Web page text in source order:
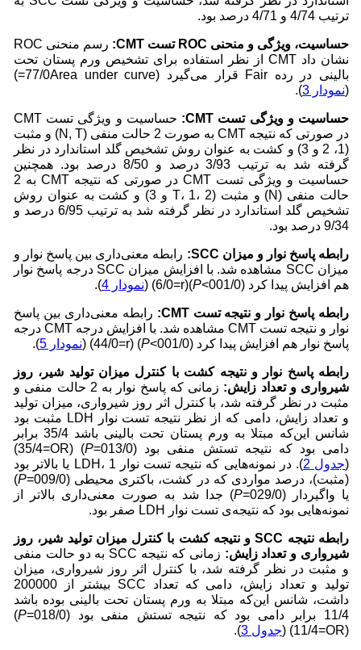
ترتیب 4/74 و 4/71 درصد بود.
حساسیت، ویژگی و منحنی ROC تست CMT
:
رسم منحنی ROC
نشان داد CMT از نظر استفاده برای تشخیص ورم پستان تحت
بالینی در رده Fair قرار می‌گیرد (77/0Area under curve=)
(نمودار 3 ).
حساسیت و ویژگی تست CMT
:
حساسیت و ویژگی تست CMT
در صورتی که نتیجه CMT به صورت 2 حالت منفی (N, T) و مثبت
(1، 2 و 3) و کشت به عنوان روش تشخیص گلد استاندارد در نظر
گرفته شد به ترتیب 3/93 درصد و 8/50 درصد بود. همچنین
حساسیت و ویژگی تست CMT در صورتی که نتیجه CMT به 2
حالت منفی (N) و مثبت (T، 1، 2 و 3) و کشت به عنوان روش
تشخیص گلد استاندارد در نظر گرفته شد به ترتیب 6/95 درصد و
9/34 درصد بود.
رابطه پاسخ نوار و میزان SCC
: رابطه معنی‌داری بین پاسخ نوار و
میزان SCC مشاهده شد. با افزایش میزان SCC درجه پاسخ نوار
هم افزایش پیدا کرد (001/0>
P
)(6/0=r) ( نمودار 4 ).
رابطه پاسخ نوار و نتیجه تستCMT
: رابطه معنی‌داری بین پاسخ
نوار و نتیجه تست CMT مشاهده شد. با افزایش درجه CMT درجه
پاسخ نوار هم افزایش پیدا کرد (001/0>
P
) (44/0=r) ( نمودار 5 ).
رابطه پاسخ نوار و نتیجه کشت با کنترل میزان تولید شیر، روز
شیرواری و تعداد زایش:
زمانی که پاسخ نوار به 2 حالت منفی و
مثبت در نظر گرفته شد، با کنترل اثر روز شیرواری، میزان تولید
و تعداد زایش، دامی که از نظر نتیجه تست نوار LDH مثبت بود
شانس این‌که مبتلا به ورم پستان تحت بالینی باشد 35/4 برابر
دامی بود که نتیجه تستش منفی بود (013/0=
P
) (35/4=OR)
(جدول 2
). در نمونه‌هایی که نتیجه تست نوار LDH، 1 یا بالاتر بود
(مثبت)، درصد مواردی که در کشت، باکتری محیطی (009/0=
P
)
یا واگیردار (029/0=
P) جدا شد به صورت معنی‌داری بالاتر از
نمونه‌هایی بود که نتیجه‌ی‌ تست نوار LDH صفر بود.
رابطه نتیجه SCCو نتیجه کشت با کنترل میزان تولید شیر، روز
شیرواری و تعداد زایش:
زمانی که نتیجه SCC به دو حالت منفی
و مثبت در نظر گرفته شد، با کنترل اثر روز شیرواری، میزان
تولید و تعداد زایش، دامی که تعداد SCC بیشتر از 200000
داشت، شانس این‌که مبتلا به ورم پستان تحت بالینی بوده باشد
11/4 برابر دامی بود که نتیجه تستش منفی بود (018/0=
P
)
(11/4=OR) (
جدول 3 ).